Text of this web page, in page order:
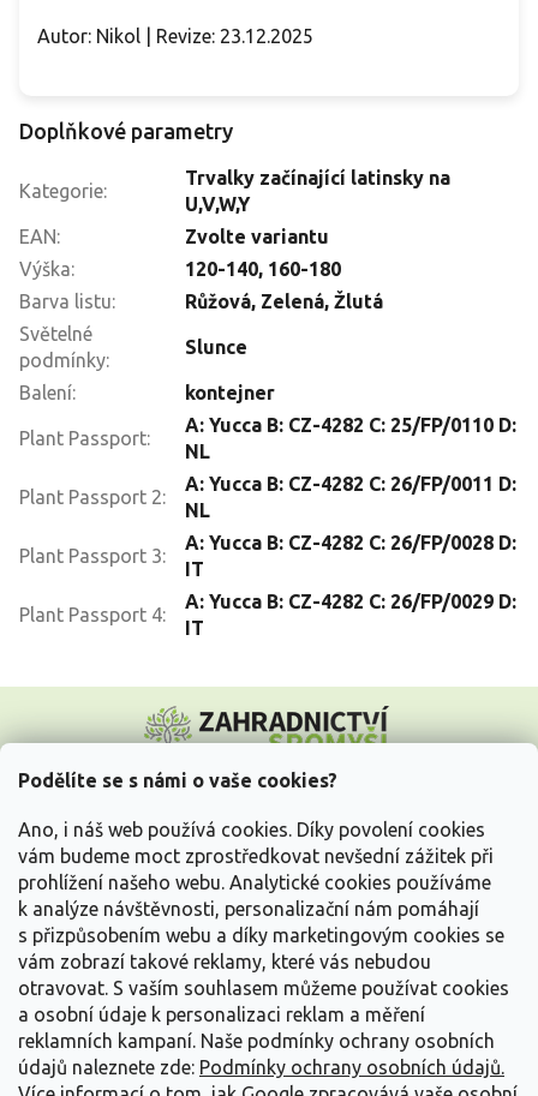
Podělíte se s námi o vaše cookies?
Ano, i náš web používá cookies. Díky povolení cookies
vám budeme moct zprostředkovat nevšední zážitek při
prohlížení našeho webu. Analytické cookies používáme
k analýze návštěvnosti, personalizační nám pomáhají
s přizpůsobením webu a díky marketingovým cookies se
vám zobrazí takové reklamy, které vás nebudou
otravovat. S vaším souhlasem můžeme používat cookies
a osobní údaje k personalizaci reklam a měření
reklamních kampaní. Naše podmínky ochrany osobních
údajů naleznete zde: Podmínky ochrany osobních údajů.
Autor: Nikol | Revize: 23.12.2025
Doplňkové parametry
Kategorie:
Trvalky začínající latinsky na
U,V,W,Y
EAN:
Zvolte variantu
Výška: 120-140, 160-180
Barva listu:
Růžová, Zelená, Žlutá
Světelné
podmínky:
Slunce
Balení: kontejner
Plant Passport:
A: Yucca B: CZ-4282 C: 25/FP/0110 D:
NL
Plant Passport 2:
A: Yucca B: CZ-4282 C: 26/FP/0011 D:
NL
Plant Passport 3:
A: Yucca B: CZ-4282 C: 26/FP/0028 D:
IT
Plant Passport 4:
A: Yucca B: CZ-4282 C: 26/FP/0029 D:
IT
p
Vše o nákupu
Informace pro Vás
Kontakujte nás